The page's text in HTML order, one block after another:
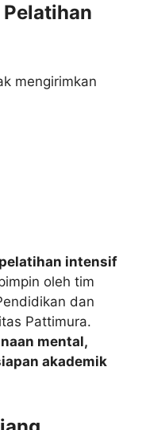
mengirimkan
pelatihan intensif
oleh tim
dan
Pattimura.
mental,
akademik